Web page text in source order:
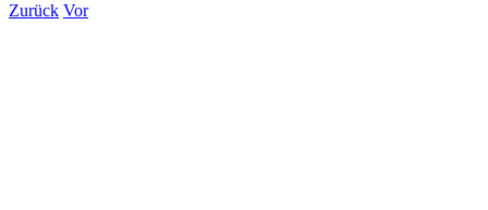
Zurück Vor